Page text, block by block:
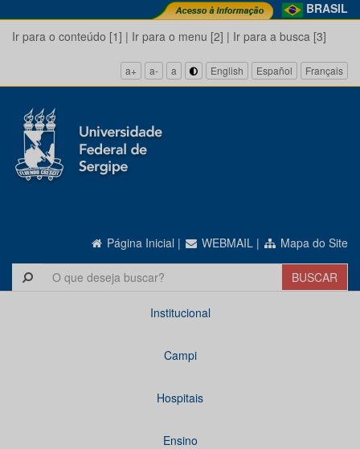
BRASIL
Ir para o conteúdo [1] | Ir para o menu [2] | Ir para a busca [3]
a+ a- a English Español Français
Página Inicial | WEBMAIL | Mapa do Site
Institucional
Campi
Hospitais
Ensino